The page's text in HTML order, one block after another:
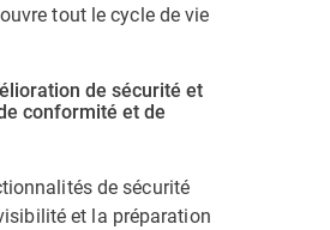
tout le cycle de vie
de sécurité et
conformité et de
de sécurité
et la préparation